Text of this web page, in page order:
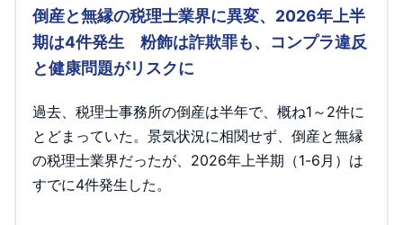
倒産と無縁の税理士業界に異変、2026年上半
期は4件発生 粉飾は詐欺罪も、コンプラ違反
と健康問題がリスクに
過去、税理士事務所の倒産は半年で、概ね1～2件に
とどまっていた。景気状況に相関せず、倒産と無縁
の税理士業界だったが、2026年上半期（1-6月）は
すでに4件発生した。